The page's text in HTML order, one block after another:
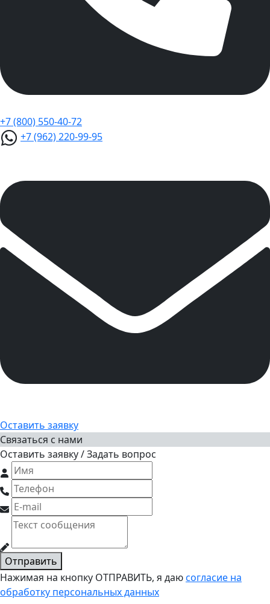
+7 (800) 550-40-72
+7 (962) 220-99-95
Оставить заявку
Связаться с нами
Оставить заявку / Задать вопрос
Отправить
Нажимая на кнопку ОТПРАВИТЬ, я даюсогласие на
обработку персональных данных